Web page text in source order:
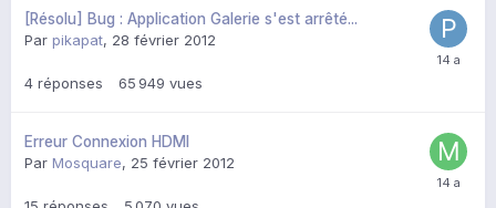
[Résolu] Bug : Application Galerie s'est arrêté...
Par pikapat, 28 février 2012
4 réponses 65 949 vues
Erreur Connexion HDMI
Par Mosquare, 25 février 2012